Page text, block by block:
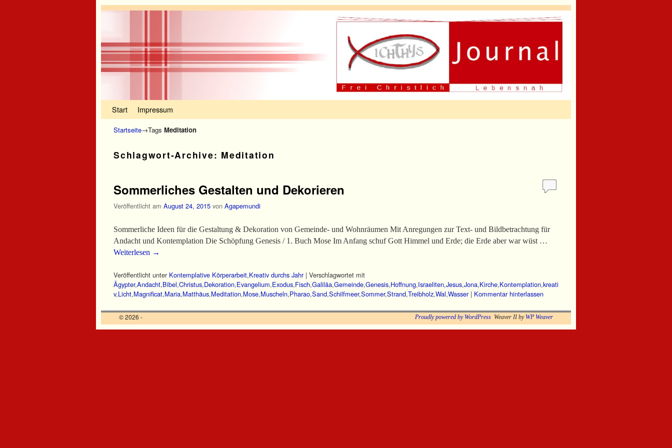
Start Impressum
Startseite→Tags Meditation
Schlagwort-Archive: Meditation
Sommerliches Gestalten und Dekorieren
Veröffentlicht am August 24, 2015 von Agapemundi
Sommerliche Ideen für die Gestaltung & Dekoration von Gemeinde- und Wohnräumen Mit Anregungen zur Text- und Bildbetrachtung für
Andacht und Kontemplation Die Schöpfung Genesis / 1. Buch Mose Im Anfang schuf Gott Himmel und Erde; die Erde aber war wüst …
Weiterlesen →
Veröffentlicht unter Kontemplative Körperarbeit,Kreativ durchs Jahr | Verschlagwortet mit
Ägypter,Andacht,Bibel,Christus,Dekoration,Evangelium,Exodus,Fisch,Galiläa,Gemeinde,Genesis,Hoffnung,Israeliten,Jesus,Jona,Kirche,Kontemplation,kreati
v,Licht,Magnificat,Maria,Matthäus,Meditation,Mose,Muscheln,Pharao,Sand,Schilfmeer,Sommer,Strand,Treibholz,Wal,Wasser | Kommentar hinterlassen
© 2026 - Proudly powered by WordPress Weaver II by WP Weaver